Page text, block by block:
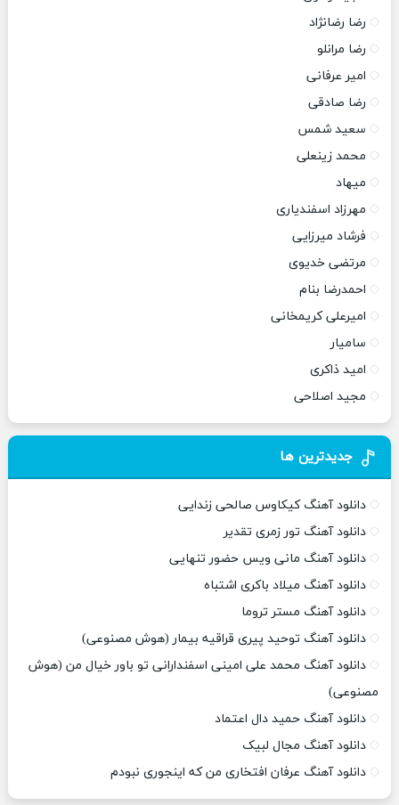
رضا رضانژاد
رضا مرانلو
امیر عرفانی
رضا صادقی
سعید شمس
محمد زینعلی
میهاد
مهرزاد اسفندیاری
فرشاد میرزایی
مرتضی خدیوی
احمدرضا بنام
امیرعلی کریمخانی
سامیار
امید ذاکری
مجید اصلاحی
جدیدترین ها
دانلود آهنگ کیکاوس صالحی زندایی
دانلود آهنگ تور زمری تقدیر
دانلود آهنگ مانی ویس حضور تنهایی
دانلود آهنگ میلاد باکری اشتباه
دانلود آهنگ مستر تروما
دانلود آهنگ توحید پیری قراقیه بیمار (هوش مصنوعی)
دانلود آهنگ محمد علی امینی اسفندارانی تو باور خیال من (هوش
مصنوعی)
دانلود آهنگ حمید دال اعتماد
دانلود آهنگ مجال لبیک
دانلود آهنگ عرفان افتخاری من که اینجوری نبودم